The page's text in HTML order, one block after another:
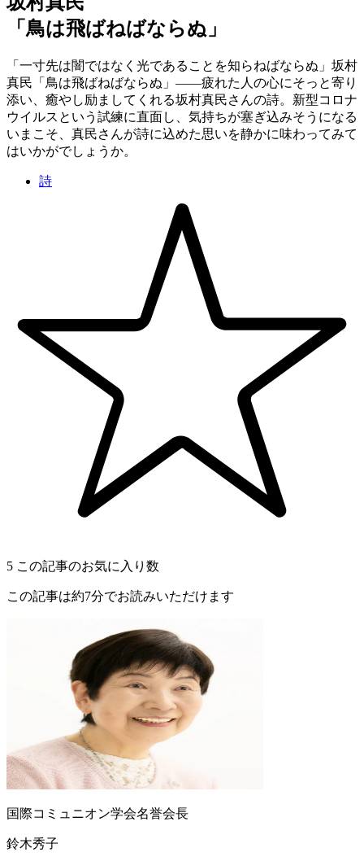
「鳥は飛ばねばならぬ」
「一寸先は闇ではなく光であることを知らねばならぬ」坂村
真民「鳥は飛ばねばならぬ」——疲れた人の心にそっと寄り
添い、癒やし励ましてくれる坂村真民さんの詩。新型コロナ
ウイルスという試練に直面し、気持ちが塞ぎ込みそうになる
いまこそ、真民さんが詩に込めた思いを静かに味わってみて
はいかがでしょうか。
詩
5 この記事のお気に入り数
この記事は約7分でお読みいただけます
国際コミュニオン学会名誉会長
鈴木秀子